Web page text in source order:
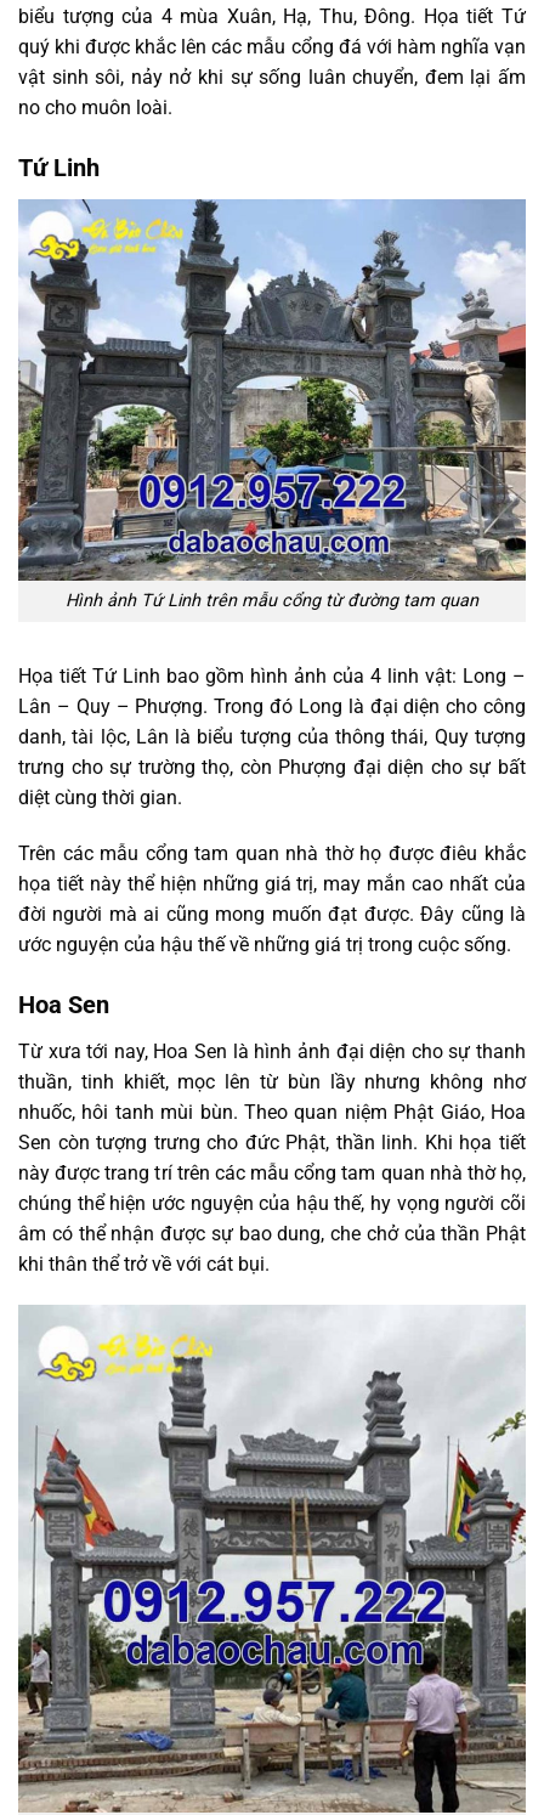
biểu tượng của 4 mùa Xuân, Hạ, Thu, Đông. Họa tiết Tứ
quý khi được khắc lên các mẫu cổng đá với hàm nghĩa vạn
vật sinh sôi, nảy nở khi sự sống luân chuyển, đem lại ấm
no cho muôn loài.
Tứ Linh
Hình ảnh Tứ Linh trên mẫu cổng từ đường tam quan
Họa tiết Tứ Linh bao gồm hình ảnh của 4 linh vật: Long –
Lân – Quy – Phượng. Trong đó Long là đại diện cho công
danh, tài lộc, Lân là biểu tượng của thông thái, Quy tượng
trưng cho sự trường thọ, còn Phượng đại diện cho sự bất
diệt cùng thời gian.
Trên các mẫu cổng tam quan nhà thờ họ được điêu khắc
họa tiết này thể hiện những giá trị, may mắn cao nhất của
đời người mà ai cũng mong muốn đạt được. Đây cũng là
ước nguyện của hậu thế về những giá trị trong cuộc sống.
Hoa Sen
Từ xưa tới nay, Hoa Sen là hình ảnh đại diện cho sự thanh
thuần, tinh khiết, mọc lên từ bùn lầy nhưng không nhơ
nhuốc, hôi tanh mùi bùn. Theo quan niệm Phật Giáo, Hoa
Sen còn tượng trưng cho đức Phật, thần linh. Khi họa tiết
này được trang trí trên các mẫu cổng tam quan nhà thờ họ,
chúng thể hiện ước nguyện của hậu thế, hy vọng người cõi
âm có thể nhận được sự bao dung, che chở của thần Phật
khi thân thể trở về với cát bụi.